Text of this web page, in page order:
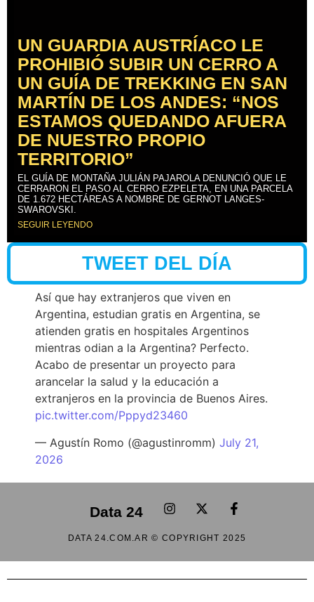
UN GUARDIA AUSTRÍACO LE
PROHIBIÓ SUBIR UN CERRO A
UN GUÍA DE TREKKING EN SAN
MARTÍN DE LOS ANDES: “NOS
ESTAMOS QUEDANDO AFUERA
DE NUESTRO PROPIO
TERRITORIO”
EL GUÍA DE MONTAÑA JULIÁN PAJAROLA DENUNCIÓ QUE LE
CERRARON EL PASO AL CERRO EZPELETA, EN UNA PARCELA
DE 1.672 HECTÁREAS A NOMBRE DE GERNOT LANGES-
SWAROVSKI.
SEGUIR LEYENDO
TWEET DEL DÍA
Así que hay extranjeros que viven en
Argentina, estudian gratis en Argentina, se
atienden gratis en hospitales Argentinos
mientras odian a la Argentina? Perfecto.
Acabo de presentar un proyecto para
arancelar la salud y la educación a
extranjeros en la provincia de Buenos Aires.
pic.twitter.com/Pppyd23460
— Agustín Romo (@agustinromm) July 21,
2026
Data 24
DATA 24.COM.AR © COPYRIGHT 2025